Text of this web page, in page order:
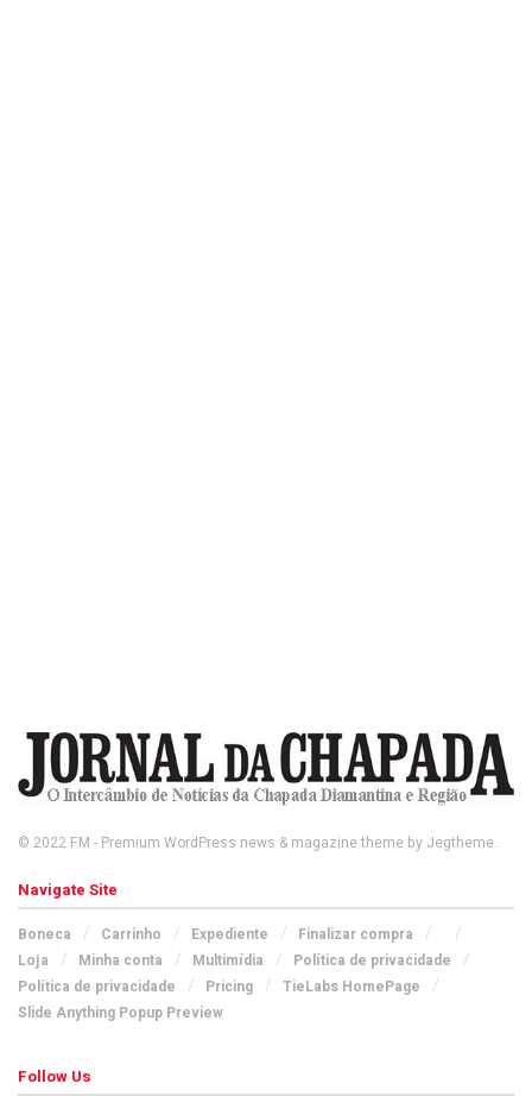
© 2022 FM - Premium WordPress news & magazine theme by Jegtheme.
Navigate Site
Boneca Carrinho Expediente
Finalizar compra
Loja
Minha conta Multimídia
Política de privacidade
Política de privacidade
Pricing
TieLabs HomePage
Slide Anything Popup Preview
Follow Us